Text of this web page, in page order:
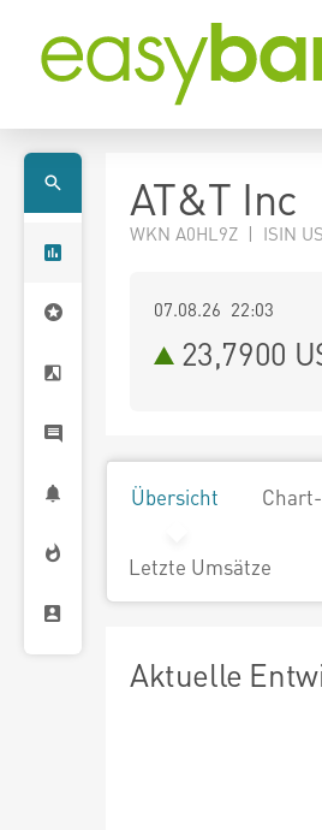
AT&T Inc
WKN A0HL9Z | ISIN
07.08.26 22:03
23,7900
Übersicht
Letzte Umsätze
Aktuelle